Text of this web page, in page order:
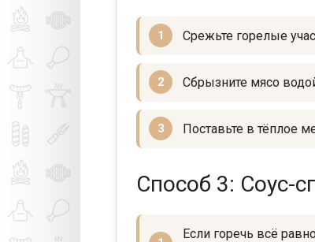
Срежьте горелые
Сбрызните мясо
Поставьте в тёплое
Способ 3: Соус-
Если горечь всё